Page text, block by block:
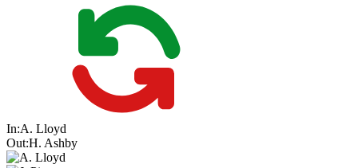
In:A. Lloyd
Out:H. Ashby